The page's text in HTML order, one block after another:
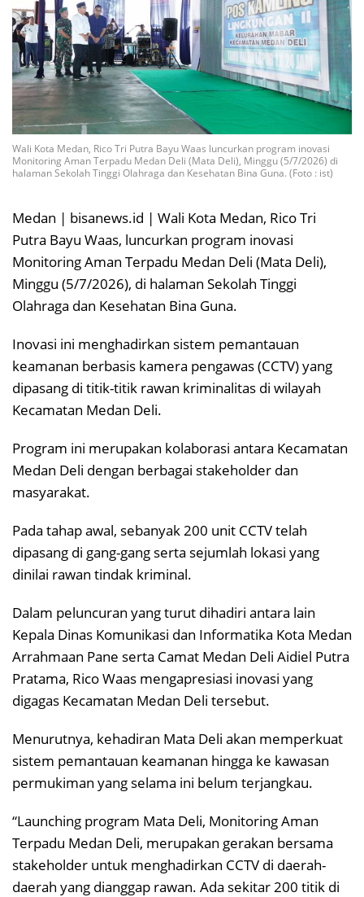
Wali Kota Medan, Rico Tri Putra Bayu Waas luncurkan program inovasi
Monitoring Aman Terpadu Medan Deli (Mata Deli), Minggu (5/7/2026) di
halaman Sekolah Tinggi Olahraga dan Kesehatan Bina Guna. (Foto : ist)
Medan | bisanews.id | Wali Kota Medan, Rico Tri
Putra Bayu Waas, luncurkan program inovasi
Monitoring Aman Terpadu Medan Deli (Mata Deli),
Minggu (5/7/2026), di halaman Sekolah Tinggi
Olahraga dan Kesehatan Bina Guna.
Inovasi ini menghadirkan sistem pemantauan
keamanan berbasis kamera pengawas (CCTV) yang
dipasang di titik-titik rawan kriminalitas di wilayah
Kecamatan Medan Deli.
Program ini merupakan kolaborasi antara Kecamatan
Medan Deli dengan berbagai stakeholder dan
masyarakat.
Pada tahap awal, sebanyak 200 unit CCTV telah
dipasang di gang-gang serta sejumlah lokasi yang
dinilai rawan tindak kriminal.
Dalam peluncuran yang turut dihadiri antara lain
Kepala Dinas Komunikasi dan Informatika Kota Medan
Arrahmaan Pane serta Camat Medan Deli Aidiel Putra
Pratama, Rico Waas mengapresiasi inovasi yang
digagas Kecamatan Medan Deli tersebut.
Menurutnya, kehadiran Mata Deli akan memperkuat
sistem pemantauan keamanan hingga ke kawasan
permukiman yang selama ini belum terjangkau.
“Launching program Mata Deli, Monitoring Aman
Terpadu Medan Deli, merupakan gerakan bersama
stakeholder untuk menghadirkan CCTV di daerah-
daerah yang dianggap rawan. Ada sekitar 200 titik di